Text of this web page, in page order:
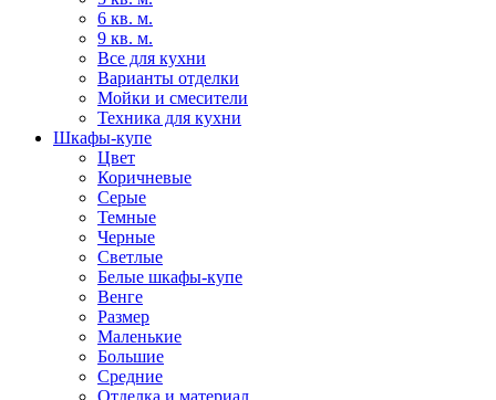
6 кв. м.
9 кв. м.
Все для кухни
Варианты отделки
Мойки и смесители
Техника для кухни
Шкафы-купе
Цвет
Коричневые
Серые
Темные
Черные
Светлые
Белые шкафы-купе
Венге
Размер
Маленькие
Большие
Средние
Отделка и материал